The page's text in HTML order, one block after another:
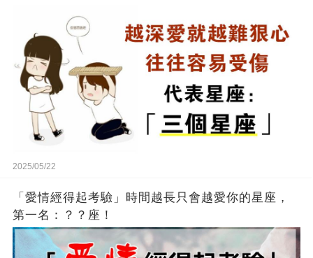
2025/05/22
「愛情經得起考驗」時間越長只會越愛你的星座，
第一名：？？座！